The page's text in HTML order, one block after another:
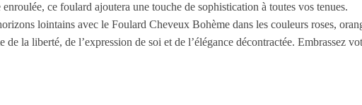
ce foulard ajoutera une touche de sophistication à toutes vos tenues.
lointains avec le Foulard Cheveux Bohème dans les couleurs roses,
de la liberté, de l’expression de soi et de l’élégance décontractée. Embrassez